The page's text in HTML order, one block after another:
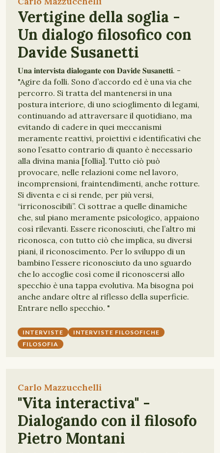
Vertigine della soglia -
Un dialogo filosofico con
Davide Susanetti
𝐔𝐧𝐚 𝐢𝐧𝐭𝐞𝐫𝐯𝐢𝐬𝐭𝐚 𝐝𝐢𝐚𝐥𝐨𝐠𝐚𝐧𝐭𝐞 𝐜𝐨𝐧 𝐃𝐚𝐯𝐢𝐝𝐞 𝐒𝐮𝐬𝐚𝐧𝐞𝐭𝐭𝐢. -
"Agire da folli. Sono d’accordo ed è una via che
percorro. Si tratta del mantenersi in una
postura interiore, di uno scioglimento di legami,
continuando ad attraversare il quotidiano, ma
evitando di cadere in quei meccanismi
meramente reattivi, proiettivi e identificativi che
sono l’esatto contrario di quanto è necessario
alla divina mania [follia]. Tutto ciò può
provocare, nelle relazioni come nel lavoro,
incomprensioni, fraintendimenti, anche rotture.
Si diventa e ci si rende, per più versi,
“irriconoscibili”. Ci sottrae a quelle dinamiche
che, sul piano meramente psicologico, appaiono
così rilevanti. Essere riconosciuti, che l’altro mi
riconosca, con tutto ciò che implica, su diversi
piani, il riconoscimento. Per lo sviluppo di un
bambino l’essere riconosciuto da uno sguardo
che lo accoglie così come il riconoscersi allo
specchio è una tappa evolutiva. Ma bisogna poi
anche andare oltre al riflesso della superficie.
Entrare nello specchio. "
INTERVISTE
INTERVISTE FILOSOFICHE
FILOSOFIA
Carlo Mazzucchelli
"Vita interactiva" -
Dialogando con il filosofo
Pietro Montani